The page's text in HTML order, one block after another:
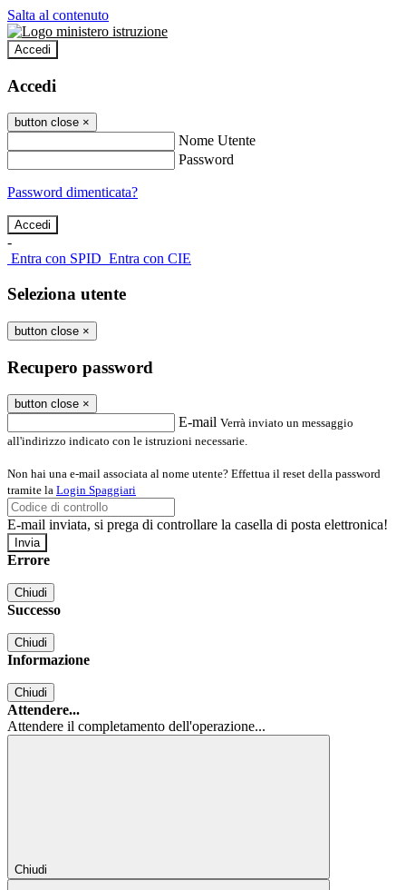
Salta al contenuto
Accedi
Accedi
button close ×
Nome Utente
Password
Password dimenticata?
-
Entra con SPID Entra con CIE
Seleziona utente
button close ×
Recupero password
button close ×
E-mail Verrà inviato un messaggio
all'indirizzo indicato con le istruzioni necessarie.
Non hai una e-mail associata al nome utente? Effettua il reset della password
tramite la Login Spaggiari
E-mail inviata, si prega di controllare la casella di posta elettronica!
Errore
Chiudi
Successo
Chiudi
Informazione
Chiudi
Attendere...
Attendere il completamento dell'operazione...
Chiudi